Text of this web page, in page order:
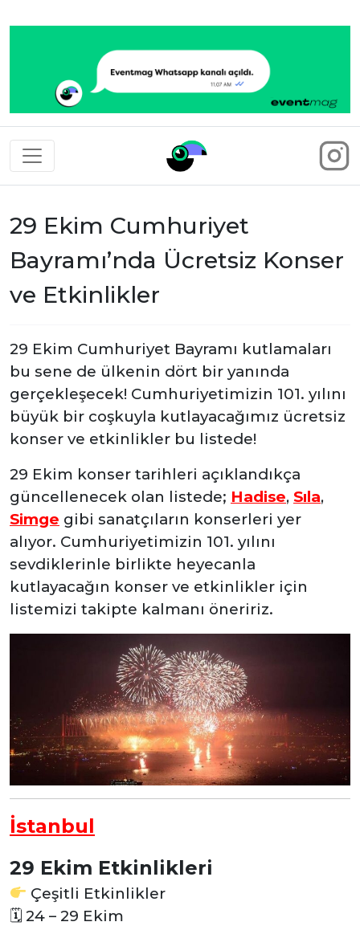
Eventmag
29 Ekim Cumhuriyet
Bayramı’nda Ücretsiz Konser
ve Etkinlikler
29 Ekim Cumhuriyet Bayramı kutlamaları
bu sene de ülkenin dört bir yanında
gerçekleşecek! Cumhuriyetimizin 101. yılını
büyük bir coşkuyla kutlayacağımız ücretsiz
konser ve etkinlikler bu listede!
29 Ekim konser tarihleri açıklandıkça
güncellenecek olan listede; Hadise, Sıla,
Simge gibi sanatçıların konserleri yer
alıyor. Cumhuriyetimizin 101. yılını
sevdiklerinle birlikte heyecanla
kutlayacağın konser ve etkinlikler için
listemizi takipte kalmanı öneririz.
İstanbul
29 Ekim Etkinlikleri
Çeşitli Etkinlikler
🗓 24 – 29 Ekim